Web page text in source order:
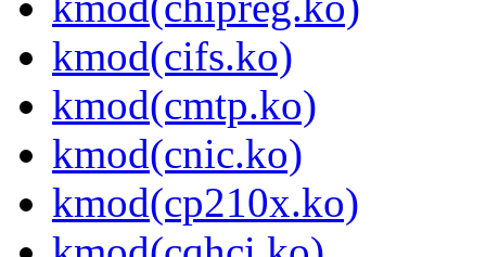
kmod(cifs.ko)
kmod(cmtp.ko)
kmod(cnic.ko)
kmod(cp210x.ko)